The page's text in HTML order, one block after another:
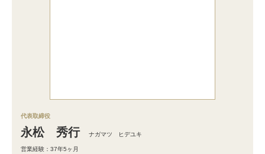
代表取締役
永松 秀行 ナガマツ ヒデユキ
営業経験：37年5ヶ月